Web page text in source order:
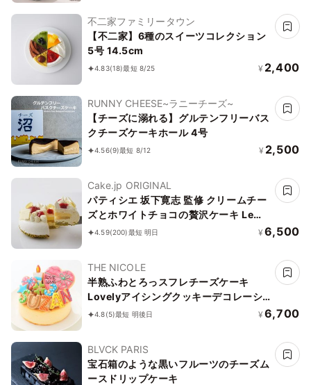
不二家ファミリータウン
【不二家】6種のスイーツコレクション
5号 14.5cm
4.83(18)最短 8/25 ¥ 2,400
RUNNY CHEESE~ラニーチーズ~
【チーズに溺れる】グルテンフリーバス
クチーズケーキホール 4号
4.56(9)最短 8/12 ¥ 2,500
Cake.jp ORIGINAL
パティシエ 坂下寛志 監修 クリームチー
ズとホワイトチョコの贅沢ケーキ Le
Festin（ル フェスタン）
4.59(200)最短 明日 ¥ 6,500
THE NICOLE
半熟ふわとろっスフレチーズケーキ
Lovelyアイシングクッキーデコレーシ
ョン 文字入りアイシング 5号 15cm
4.8(5)最短 明後日 ¥ 6,700
BLVCK PARIS
宝石箱のような黒いフルーツのチーズム
ースドリップケーキ